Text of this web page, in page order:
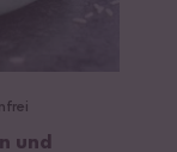
und